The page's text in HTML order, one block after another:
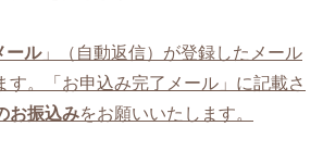
ール」（自動返信）が登録したメール
す。「お申込み完了メール」に記載さ
お振込みをお願いいたします。